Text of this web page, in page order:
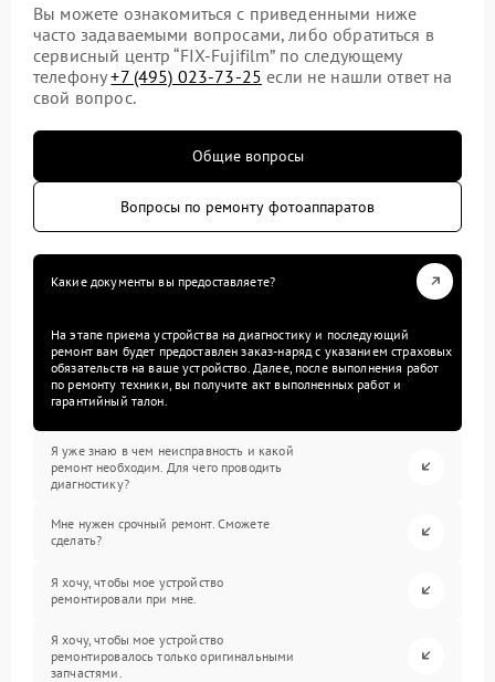
Вы можете ознакомиться с приведенными ниже
часто задаваемыми вопросами, либо обратиться в
сервисный центр “FIX-Fujifilm” по следующему
телефону+7 (495) 023-73-25 если не нашли ответ на
свой вопрос.
Общие вопросы
Вопросы по ремонту фотоаппаратов
Какие документы вы предоставляете?
На этапе приема устройства на диагностику и последующий
ремонт вам будет предоставлен заказ-наряд с указанием страховых
обязательств на ваше устройство. Далее, после выполнения работ
по ремонту техники, вы получите акт выполненных работ и
гарантийный талон.
Я уже знаю в чем неисправность и какой
ремонт необходим. Для чего проводить
диагностику?
Мне нужен срочный ремонт. Сможете
сделать?
Я хочу, чтобы мое устройство
ремонтировали при мне.
Я хочу, чтобы мое устройство
ремонтировалось только оригинальными
запчастями.